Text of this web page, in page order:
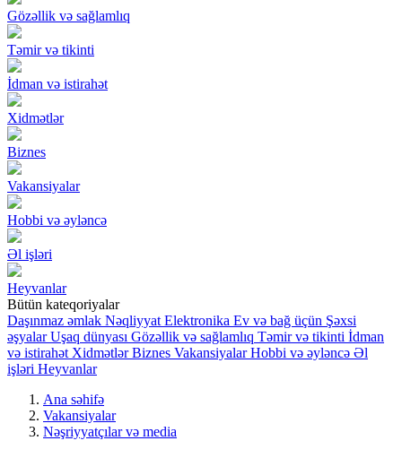
Gözəllik və sağlamlıq
Təmir və tikinti
İdman və istirahət
Xidmətlər
Biznes
Vakansiyalar
Hobbi və əyləncə
Əl işləri
Heyvanlar
Bütün kateqoriyalar
Daşınmaz əmlak Nəqliyyat Elektronika Ev və bağ üçün Şəxsi
əşyalar Uşaq dünyası Gözəllik və sağlamlıq Təmir və tikinti İdman
və istirahət Xidmətlər Biznes Vakansiyalar Hobbi və əyləncə Əl
işləri Heyvanlar
Ana səhifə
Vakansiyalar
Nəşriyyatçılar və media